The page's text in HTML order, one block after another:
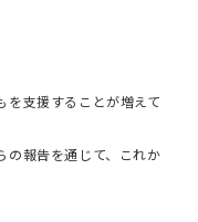
を支援することが増えて
の報告を通じて、これか